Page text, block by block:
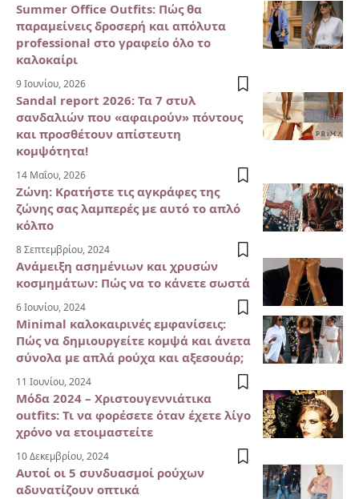
Summer Office Outfits: Πώς θα
παραμείνεις δροσερή και απόλυτα
professional στο γραφείο όλο το
καλοκαίρι
9 Ιουνίου, 2026
Sandal report 2026: Τα 7 στυλ
σανδαλιών που «αφαιρούν» πόντους
και προσθέτουν απίστευτη
κομψότητα!
14 Μαΐου, 2026
Ζώνη: Κρατήστε τις αγκράφες της
ζώνης σας λαμπερές με αυτό το απλό
κόλπο
8 Σεπτεμβρίου, 2024
Ανάμειξη ασημένιων και χρυσών
κοσμημάτων: Πώς να το κάνετε σωστά
6 Ιουνίου, 2024
Minimal καλοκαιρινές εμφανίσεις:
Πώς να δημιουργείτε κομψά και άνετα
σύνολα με απλά ρούχα και αξεσουάρ;
11 Ιουνίου, 2024
Μόδα 2024 – Χριστουγεννιάτικα
outfits: Τι να φορέσετε όταν έχετε λίγο
χρόνο να ετοιμαστείτε
10 Δεκεμβρίου, 2024
Αυτοί οι 5 συνδυασμοί ρούχων
αδυνατίζουν οπτικά